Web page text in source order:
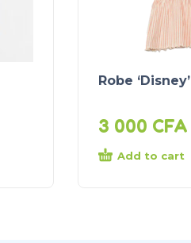
Robe ‘Disney’
3 000 CFA
Add to cart